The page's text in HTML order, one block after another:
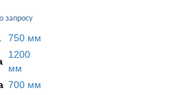
запросу
750 мм
1200
мм
700 мм